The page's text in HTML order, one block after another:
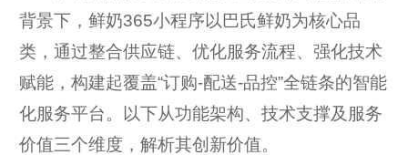
背景下，鲜奶365小程序以巴氏鲜奶为核心品
类，通过整合供应链、优化服务流程、强化技术
赋能，构建起覆盖“订购-配送-品控”全链条的智能
化服务平台。以下从功能架构、技术支撑及服务
价值三个维度，解析其创新价值。